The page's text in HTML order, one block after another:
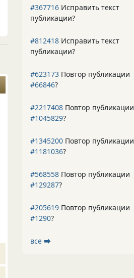
#367716 Исправить текст
публикации?
#812418 Исправить текст
публикации?
#623173 Повтор публикации
#66846?
#2217408 Повтор публикации
#1045829?
#1345200 Повтор публикации
#1181036?
#568558 Повтор публикации
#129287?
#205619 Повтор публикации
#1290?
все ⮕